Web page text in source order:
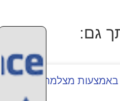
גם:
באמצעות מצלמה